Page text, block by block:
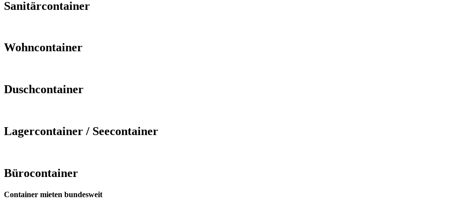
Sanitärcontainer
Wohncontainer
Duschcontainer
Lagercontainer / Seecontainer
Bürocontainer
Container mieten bundesweit